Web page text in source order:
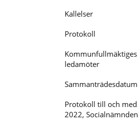
Kallelser
Protokoll
Kommunfullmäktiges
ledamöter
Sammanträdesdatum
Protokoll till och med
2022, Socialnämnden